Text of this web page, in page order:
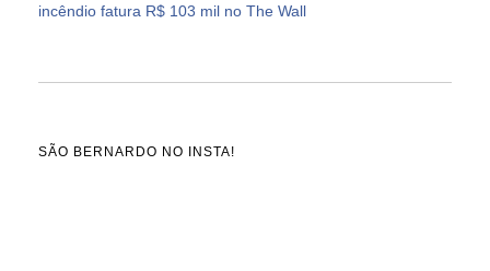
incêndio fatura R$ 103 mil no The Wall
SÃO BERNARDO NO INSTA!